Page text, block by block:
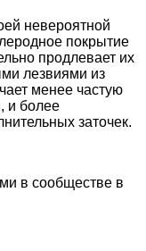
невероятной
покрытие
продлевает их
лезвиями из
менее частую
и более
заточек.
в сообществе в